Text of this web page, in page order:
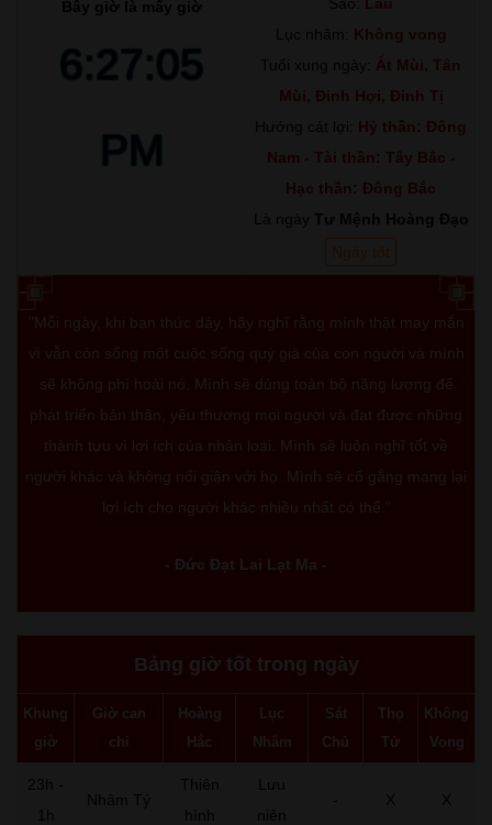
Bây giờ là mấy giờ
6:27:06
PM
Lục nhâm: Không vong
Tuổi xung ngày: Ất Mùi, Tân
Mùi, Đinh Hợi, Đinh Tị
Hướng cát lợi: Hỷ thần: Đông
Nam - Tài thần: Tây Bắc -
Hạc thần: Đông Bắc
Là ngày Tư Mệnh Hoàng Đạo
Ngày tốt
"Mỗi ngày, khi bạn thức dậy, hãy nghĩ rằng mình thật may mắn
vì vẫn còn sống một cuộc sống quý giá của con người và mình
sẽ không phí hoài nó. Mình sẽ dùng toàn bộ năng lượng để
phát triển bản thân, yêu thương mọi người và đạt được những
thành tựu vì lợi ích của nhân loại. Mình sẽ luôn nghĩ tốt về
người khác và không nổi giận với họ. Mình sẽ cố gắng mang lại
lợi ích cho người khác nhiều nhất có thể."
- Đức Đạt Lai Lạt Ma -
Bảng giờ tốt trong ngày
Khung
giờ
Giờ can
chi
Hoàng
Hắc
Lục
Nhâm
Sát
Chủ
Thọ
Tử
Không
Vong
23h -
1h
Nhâm Tý
Thiên
hình
Lưu
niên
- X X